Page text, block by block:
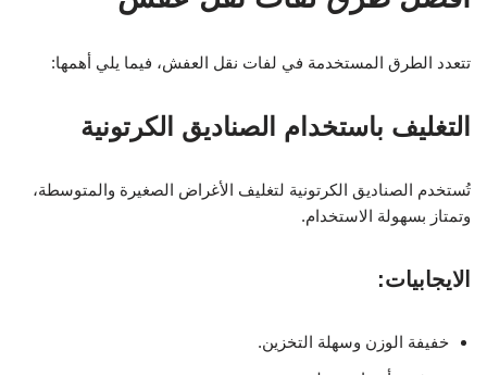
تتعدد الطرق المستخدمة في لفات نقل العفش، فيما يلي أهمها:
التغليف باستخدام الصناديق الكرتونية
تُستخدم الصناديق الكرتونية لتغليف الأغراض الصغيرة والمتوسطة،
وتمتاز بسهولة الاستخدام.
الايجابيات:
خفيفة الوزن وسهلة التخزين.